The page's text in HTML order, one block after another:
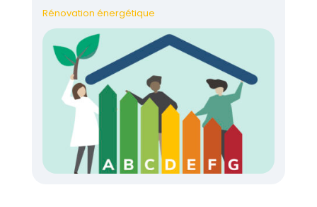
Rénovation énergétique